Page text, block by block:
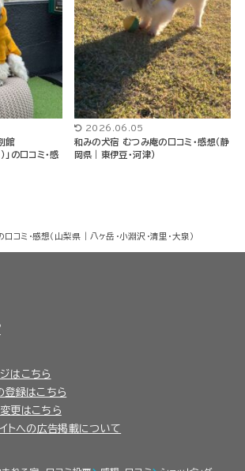
館
の口コミ・感
2026.06.05
和みの犬宿 むつみ庵の口コミ・感想（静
岡県｜東伊豆・河津）
コミ・感想（山梨県｜八ヶ岳・小淵沢・清里・大泉）
はこちら
登録はこちら
更はこちら
トへの広告掲載について